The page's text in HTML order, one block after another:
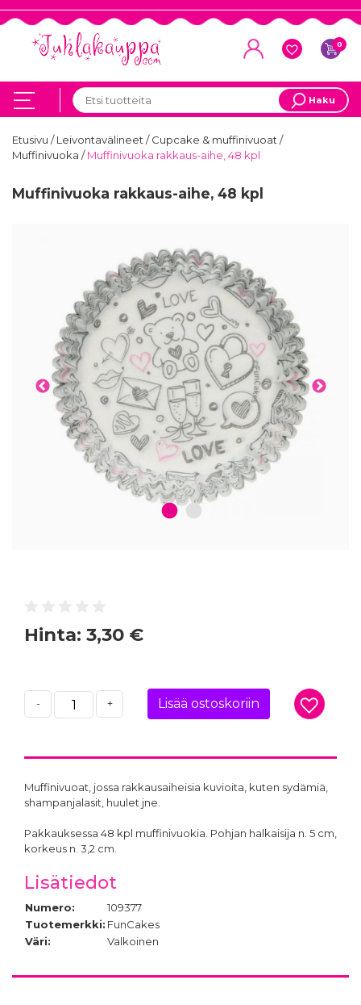
0
Haku
Etusivu /Leivontavälineet/Cupcake & muffinivuoat/
Muffinivuoka /Muffinivuoka rakkaus-aihe, 48 kpl
Muffinivuoka rakkaus-aihe, 48 kpl
1 2
Hinta: 3,30 €
- + Lisää ostoskoriin
Muffinivuoat, jossa rakkausaiheisia kuvioita, kuten sydämiä,
shampanjalasit, huulet jne.
Pakkauksessa 48 kpl muffinivuokia. Pohjan halkaisija n. 5 cm,
korkeus n. 3,2 cm.
Lisätiedot
Numero:
109377
Tuotemerkki: FunCakes
Väri:
Valkoinen